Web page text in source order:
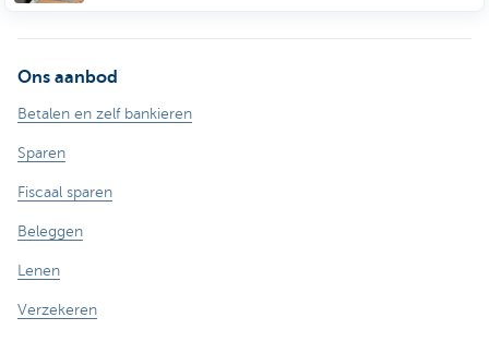
Ons aanbod
Betalen en zelf bankieren
Sparen
Fiscaal sparen
Beleggen
Lenen
Verzekeren